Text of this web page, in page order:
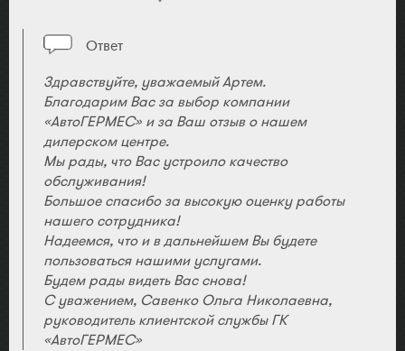
Ответ
Здравствуйте, уважаемый Артем.
Благодарим Вас за выбор компании
«АвтоГЕРМЕС» и за Ваш отзыв о нашем
дилерском центре.
Мы рады, что Вас устроило качество
обслуживания!
Большое спасибо за высокую оценку работы
нашего сотрудника!
Надеемся, что и в дальнейшем Вы будете
пользоваться нашими услугами.
Будем рады видеть Вас снова!
С уважением, Савенко Ольга Николаевна,
руководитель клиентской службы ГК
«АвтоГЕРМЕС»